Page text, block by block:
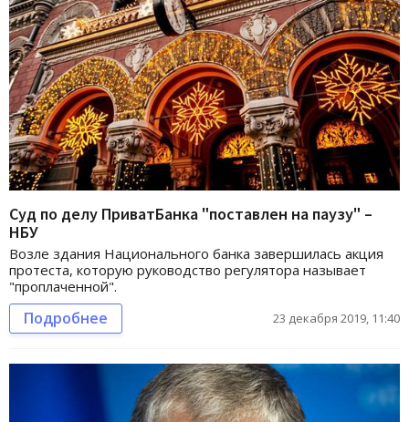
Суд по делу ПриватБанка "поставлен на паузу" –
НБУ
Возле здания Национального банка завершилась акция
протеста, которую руководство регулятора называет
"проплаченной".
Подробнее 23 декабря 2019, 11:40